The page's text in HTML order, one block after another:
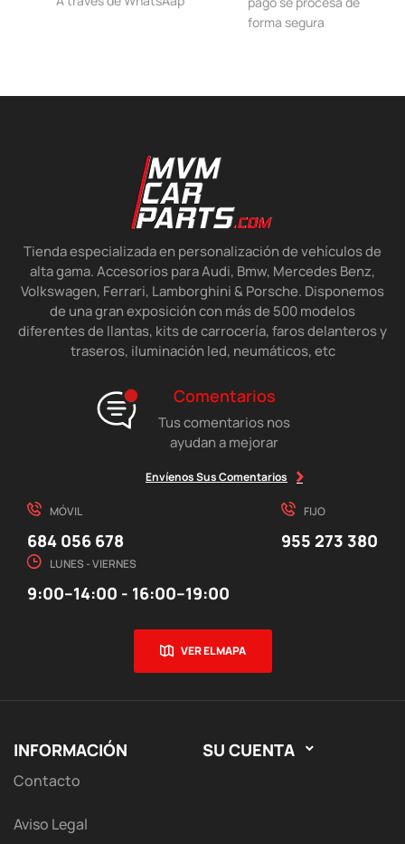
forma segura
Tienda especializada en personalización de vehículos de
alta gama. Accesorios para Audi, Bmw, Mercedes Benz,
Volkswagen, Ferrari, Lamborghini & Porsche. Disponemos
de una gran exposición con más de 500 modelos
diferentes de llantas, kits de carrocería, faros delanteros y
traseros, iluminación led, neumáticos, etc
Comentarios
Tus comentarios nos
ayudan a mejorar
Envíenos Sus Comentarios
MÓVIL
684 056 678
FIJO
955 273 380
LUNES - VIERNES
9:00–14:00 - 16:00–19:00
VER EL MAPA
INFORMACIÓN
Contacto
Aviso Legal
SU CUENTA 